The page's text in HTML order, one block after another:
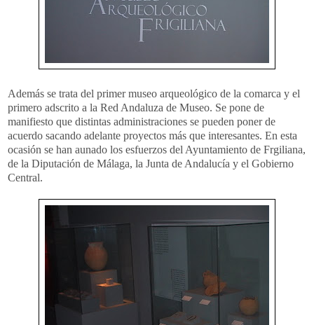
Además se trata del primer museo arqueológico de la comarca y el
primero adscrito a la Red Andaluza de Museo. Se pone de
manifiesto que distintas administraciones se pueden poner de
acuerdo sacando adelante proyectos más que interesantes. En esta
ocasión se han aunado los esfuerzos del Ayuntamiento de Frgiliana,
de la Diputación de Málaga, la Junta de Andalucía y el Gobierno
Central.